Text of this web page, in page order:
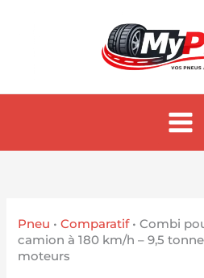
Pneu •Comparatif•Combi
camion à 180 km/h – 9,5
moteurs